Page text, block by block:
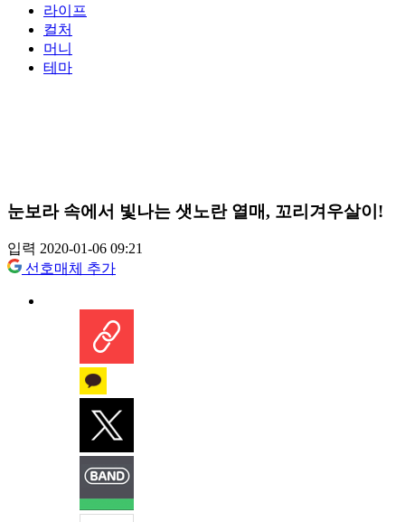
라이프
컬처
머니
테마
눈보라 속에서 빛나는 샛노란 열매, 꼬리겨우살이!
입력 2020-01-06 09:21
선호매체 추가